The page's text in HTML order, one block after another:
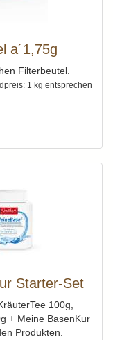
a´1,75g
Filterbeutel.
1 kg entsprechen
Starter-Set
100g,
+ Meine BasenKur
Produkten.